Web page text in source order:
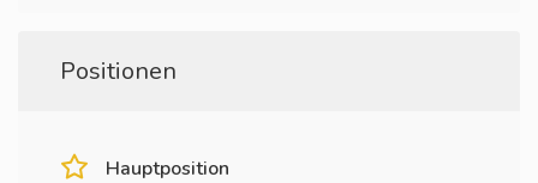
Positionen
Hauptposition